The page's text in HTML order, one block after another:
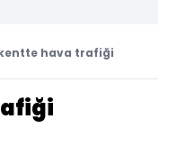
hava trafiği